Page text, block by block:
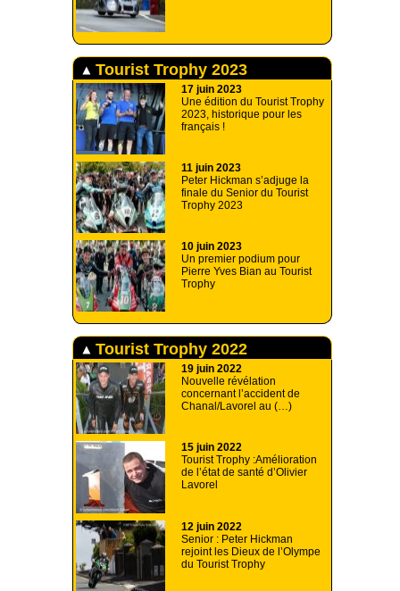
Tourist Trophy 2023
17 juin 2023
Une édition du Tourist Trophy
2023, historique pour les
français !
11 juin 2023
Peter Hickman s’adjuge la
finale du Senior du Tourist
Trophy 2023
10 juin 2023
Un premier podium pour
Pierre Yves Bian au Tourist
Trophy
Tourist Trophy 2022
19 juin 2022
Nouvelle révélation
concernant l’accident de
Chanal/Lavorel au (…)
15 juin 2022
Tourist Trophy :Amélioration
de l’état de santé d’Olivier
Lavorel
12 juin 2022
Senior : Peter Hickman
rejoint les Dieux de l’Olympe
du Tourist Trophy